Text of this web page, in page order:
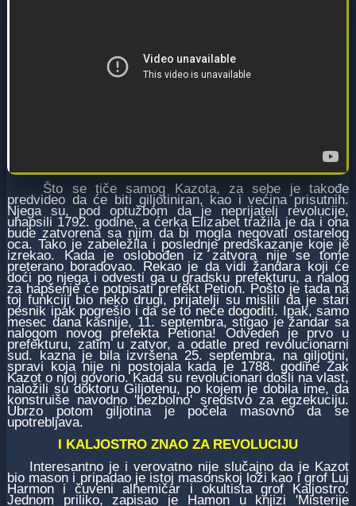
Što se tiče samog Kazota, za sebe je takođe
predvideo da će biti giljotiniran, kao i većina prisutnih.
Njega su, pod optužbom da je neprijatelj revolucije,
uhapsili 1792. godine, a ćerka Elizabet tražila je da i ona
bude zatvorena sa njim da bi mogla negovati ostarelog
oca. Tako je zabeležila i poslednje predskazanje koje je
izrekao. Kada je oslobođen iz zatvora nije se tome
preterano boradovao. Rekao je da vidi žandara koji će
doći po njega i odvesti ga u gradsku prefekturu, a nalog
za hapšenje će potpisati prefekt Petion. Pošto je tada na
toj funkciji bio neko drugi, prijatelji su mislili da je stari
pesnik ipak pogrešio i da se to neće dogoditi. Ipak, samo
mesec dana kasnije, 11. septembra, stigao je žandar sa
nalogom novog prefekta Petiona! Odveden je prvo u
prefekturu, zatim u zatvor, a odatle pred revolucionarni
sud. kazna je bila izvršena 25. septembra, na giljotini,
spravi koja nije ni postojala kada je 1788. godine Žak
Kazot o njoj govorio. Kada su revolucionari došli na vlast,
naložili su doktoru Giljotenu, po kojem je dobila ime, da
konstruiše navodno 'bezbolno' sredstvo za egzekuciju.
Ubrzo potom giljotina je počela masovno da se
upotrebljava.
I KALJOSTRO ZNAO ZA REVOLUCIJU
Interesantno je i verovatno nije slučajno da je Kazot
bio mason i pripadao je istoj masonskoj loži kao i grof Luj
Harmon i čuveni alhemičar i okultista grof Kaljostro.
Jednom priliko, zapisao je Hamon u knjizi 'Misterije